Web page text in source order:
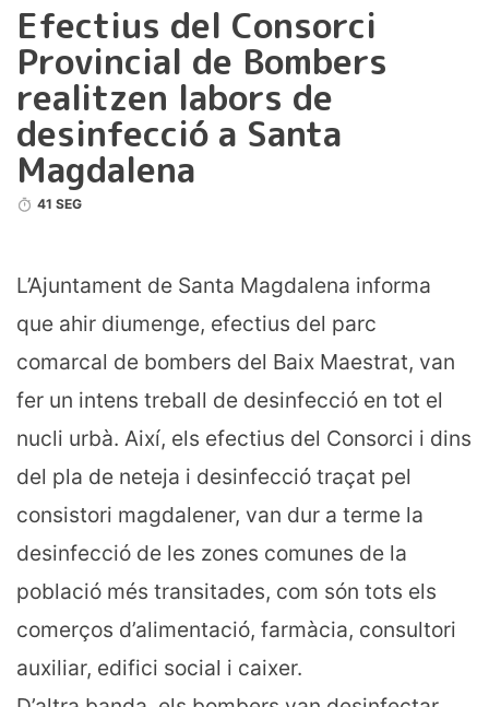
Efectius del Consorci
Provincial de Bombers
realitzen labors de
desinfecció a Santa
Magdalena
41 SEG
L’Ajuntament de Santa Magdalena informa
que ahir diumenge, efectius del parc
comarcal de bombers del Baix Maestrat, van
fer un intens treball de desinfecció en tot el
nucli urbà. Així, els efectius del Consorci i dins
del pla de neteja i desinfecció traçat pel
consistori magdalener, van dur a terme la
desinfecció de les zones comunes de la
població més transitades, com són tots els
comerços d’alimentació, farmàcia, consultori
auxiliar, edifici social i caixer.